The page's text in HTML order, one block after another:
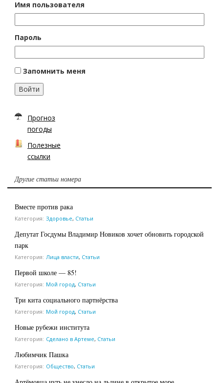
Имя пользователя
Пароль
Запомнить меня
Войти
Прогноз
погоды
Полезные
ссылки
Другие статьи номера
Вместе против рака
Категория: Здоровье, Статьи
Депутат Госдумы Владимир Новиков хочет обновить городской
парк
Категория: Лица власти, Статьи
Первой школе — 85!
Категория: Мой город, Статьи
Три кита социального партнёрства
Категория: Мой город, Статьи
Новые рубежи института
Категория: Сделано в Артеме, Статьи
Любимчик Пашка
Категория: Общество, Статьи